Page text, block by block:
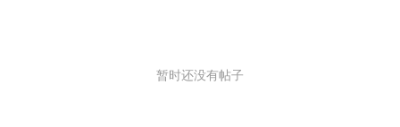
暂时还没有帖子